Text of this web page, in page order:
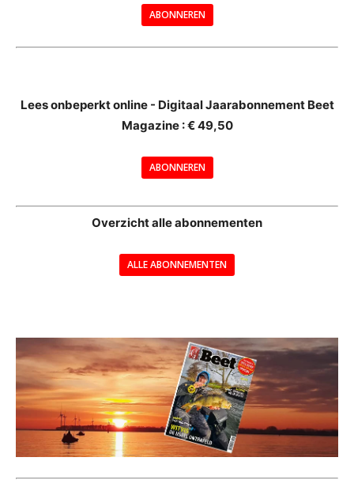
ABONNEREN
Lees onbeperkt online - Digitaal Jaarabonnement Beet
Magazine : € 49,50
ABONNEREN
Overzicht alle abonnementen
ALLE ABONNEMENTEN